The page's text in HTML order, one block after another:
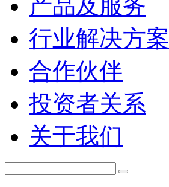
产品及服务
行业解决方案
合作伙伴
投资者关系
关于我们